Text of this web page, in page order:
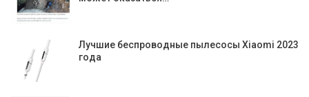
Лучшие беспроводные пылесосы Xiaomi 2023
года